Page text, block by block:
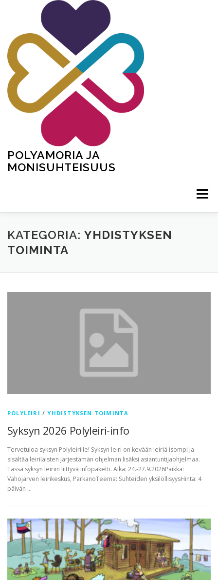
POLYAMORIA JA
MONISUHTEISUUS
Valikko
TERVETULOA TIETOA APUA VERTAISTOIMINTA
KATEGORIA: YHDISTYKSEN
TOIMINTA
POLYLEIRI /YHDISTYKSEN TOIMINTA
Syksyn 2026 Polyleiri-info
Tervetuloa syksyn Polyleirille! Syksyn leiri on kevään leiriä isompi ja
sisältää leiriläisten järjestämän ohjelman lisäksi asiantuntijaohjelmaa.
Tässä syksyn leiriin liittyvä infopaketti. Aika: 24.-27.9.2026Paikka:
Vahojärven leirikeskus, ParkanoTeema: Suhteiden yksilöllisyysHinta: 4
päivän …